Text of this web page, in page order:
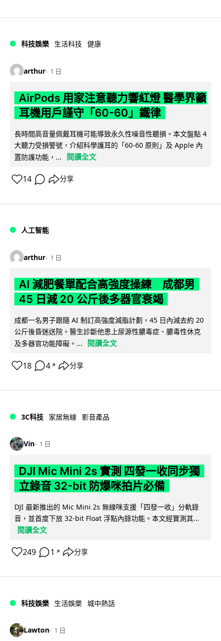
科技娛樂 生活科技 健康
arthur 1 日
AirPods 用家注意聽力響紅燈 醫學界籲
耳機用戶謹守「60-60」鐵律
長時間高音量佩戴耳機可能導致永久性噪音性聽損。本文盤點 4
大聽力受損警號，介紹科學護耳的「60-60 原則」及 Apple 內
置防護功能，...
閱讀全文
14 分享
人工智能
arthur 1 日
AI 減肥餐單配合高強度操練 成都男
45 日減 20 公斤後多器官衰竭
成都一名男子跟隨 AI 制訂高強度減脂計劃，45 日內減去約 20
公斤後昏迷送院。醫生診斷他患上尿源性膿毒症、膿毒性休克
及多器官功能障礙。...
閱讀全文
18 4 ↗ 分享
3C科技 家居無線 影音產品
Vin 1 日
DJI Mic Mini 2s 實測 四發一收同步獨
立錄音 32-bit 防爆咪拍片必備
DJI 最新推出的 Mic Mini 2s 無線咪支援「四發一收」分軌錄
音，並首度下放 32-bit Float 浮點內錄功能。本文經實測其...
閱讀全文
249 1 ↗ 分享
科技娛樂 生活娛樂 城中熱話
Lawton 1 日